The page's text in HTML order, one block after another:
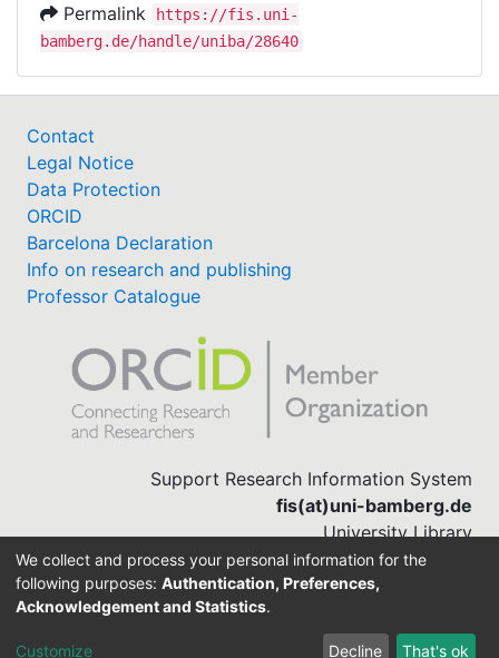
Permalink
https://fis.uni-
bamberg.de/handle/uniba/28640
Contact
Legal Notice
Data Protection
ORCID
Barcelona Declaration
Info on research and publishing
Professor Catalogue
Support Research Information System
fis(at)uni-bamberg.de
University Library
(0951) 863-1568
DSpace-CRIS software
We collect and process your personal information for the
following purposes: Authentication, Preferences,
Acknowledgement and Statistics.
Customize Decline That's ok